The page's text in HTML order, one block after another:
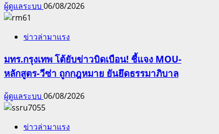
ผู้ดูแลระบบ 06/08/2026
ข่าวล่ามาแรง
มทร.กรุงเทพ โต้ยับข่าวบิดเบือน! ชี้แจง MOU-
หลักสูตร-วีซ่า ถูกกฎหมาย ยันยึดธรรมาภิบาล
ผู้ดูแลระบบ 06/08/2026
ข่าวล่ามาแรง